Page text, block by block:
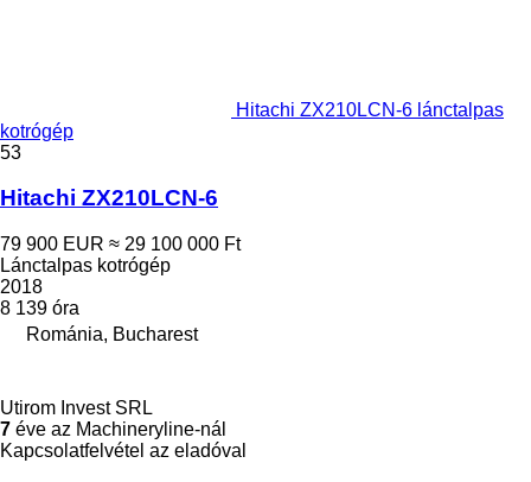
Hitachi ZX210LCN-6 lánctalpas
kotrógép
53
Hitachi ZX210LCN-6
79 900 EUR ≈ 29 100 000 Ft
Lánctalpas kotrógép
2018
8 139 óra
Románia, Bucharest
Utirom Invest SRL
7 éve az Machineryline-nál
Kapcsolatfelvétel az eladóval